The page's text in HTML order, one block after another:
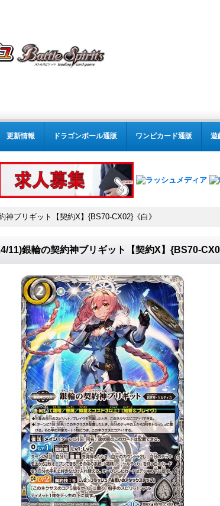
更新情報 ドラゴンボール通販 ワンピカード通販 遊
神ブリギット【契約X】{BS70-CX02}《白》
11)銀輪の契約神ブリギット【契約X】{BS70-